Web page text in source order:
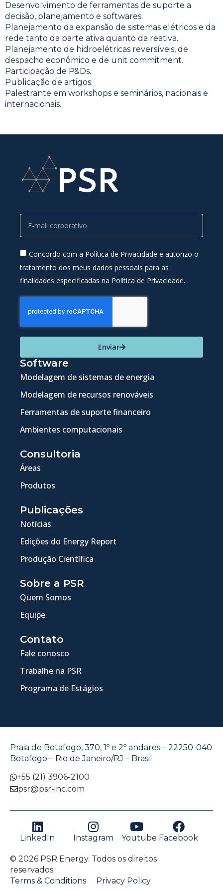
Desenvolvimento de ferramentas de suporte a
decisão, planejamento e softwares.
Planejamento da expansão de sistemas elétricos e da
rede tanto da parte ativa quanto da reativa.
Planejamento de hidroelétricas reversíveis, de
despacho econômico e de unit commitment.
Participação de P&Ds.
Publicação de artigos.
Palestrante em workshops e seminários, nacionais e
internacionais.
Concordo com a Política de Privacidade e autorizo o
tratamento dos meus dados pessoais para as
finalidades especificadas na Política de Privacidade.
Enviar
Software
Modelagem de sistemas de energia
Modelagem de recursos renováveis
Ferramentas de suporte financeiro
Ambientes computacionais
Consultoria
Áreas
Produtos
Publicações
Notícias
Edições do Energy Report
Produção Científica
Sobre a PSR
Quem Somos
Equipe
Contato
Fale conosco
Trabalhe na PSR
Programa de Estágios
Praia de Botafogo, 370, 1º e 2º andares – 22250-040
Botafogo – Rio de Janeiro/RJ – Brasil
+55 (21) 3906-2100
psr@psr-inc.com
LinkedIn Instagram Youtube Facebook
© 2026 PSR Energy. Todos os direitos
reservados.
Terms & Conditions
Privacy Policy